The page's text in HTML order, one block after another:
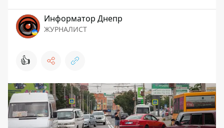
Информатор Днепр
ЖУРНАЛИСТ
👍